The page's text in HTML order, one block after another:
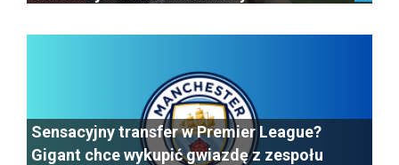
Sensacyjny transfer w Premier League?
Gigant chce wykupić gwiazdę z zespołu